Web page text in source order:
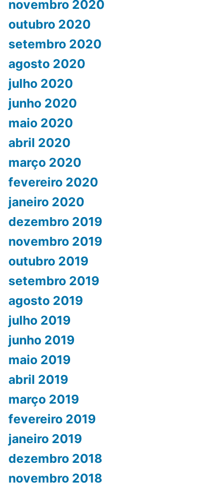
novembro 2020
outubro 2020
setembro 2020
agosto 2020
julho 2020
junho 2020
maio 2020
abril 2020
março 2020
fevereiro 2020
janeiro 2020
dezembro 2019
novembro 2019
outubro 2019
setembro 2019
agosto 2019
julho 2019
junho 2019
maio 2019
abril 2019
março 2019
fevereiro 2019
janeiro 2019
dezembro 2018
novembro 2018